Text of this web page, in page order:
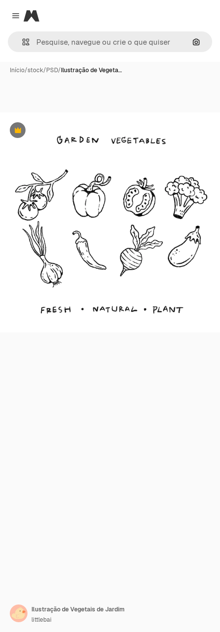
Close menu
Magnific
Início/stock/PSD/Ilustração de Vegeta…
Premium
Ilustração de Vegetais de Jardim
littlebai